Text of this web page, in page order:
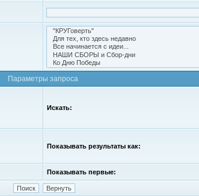
Параметры запроса
Искать:
Показывать результаты как:
Показывать первые: